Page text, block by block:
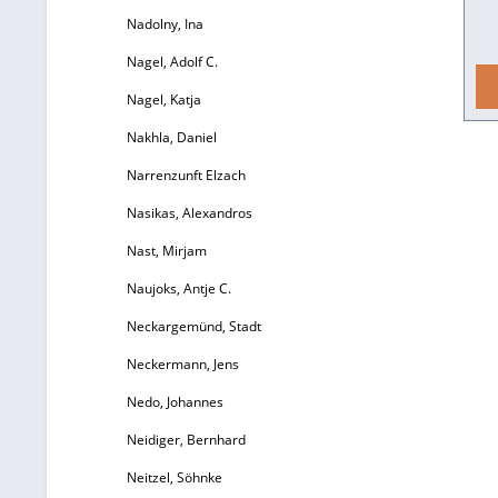
Nadolny, Ina
Nagel, Adolf C.
Nagel, Katja
Nakhla, Daniel
Narrenzunft Elzach
Nasikas, Alexandros
Nast, Mirjam
Naujoks, Antje C.
Neckargemünd, Stadt
Neckermann, Jens
Nedo, Johannes
Neidiger, Bernhard
Neitzel, Söhnke